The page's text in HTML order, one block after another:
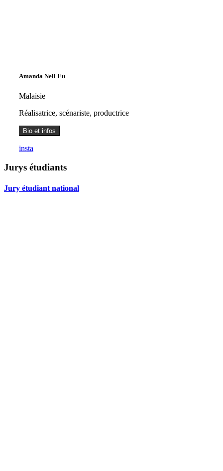
Amanda Nell Eu
Malaisie
Réalisatrice, scénariste, productrice
Bio et infos
insta
Jurys étudiants
Jury étudiant national